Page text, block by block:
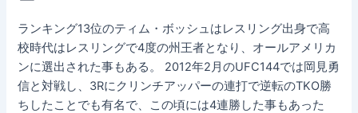
ランキング13位のティム・ボッシュはレスリング出身で高
校時代はレスリングで4度の州王者となり、オールアメリカ
ンに選出された事もある。 2012年2月のUFC144では岡見勇
信と対戦し、3Rにクリンチアッパーの連打で逆転のTKO勝
ちしたことでも有名で、この頃には4連勝した事もあった